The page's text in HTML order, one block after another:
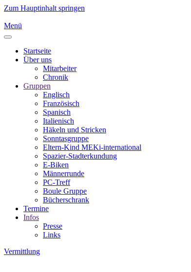
Zum Hauptinhalt springen
Menü
Startseite
Über uns
Mitarbeiter
Chronik
Gruppen
Englisch
Französisch
Spanisch
Italienisch
Häkeln und Stricken
Sonntasgruppe
Eltern-Kind MEKi-international
Spazier-Stadterkundung
E-Biken
Männerrunde
PC-Treff
Boule Gruppe
Bücherschrank
Termine
Infos
Presse
Links
Vermittlung